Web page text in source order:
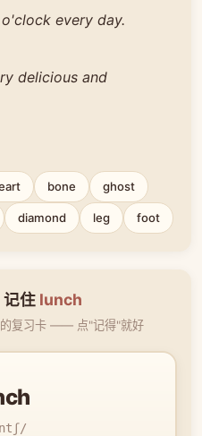
every day.
delicious and
bone ghost
diamond leg foot
住 lunch
复习卡 —— 点"记得"就好